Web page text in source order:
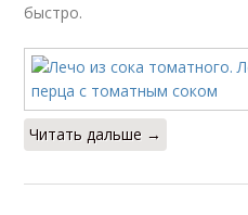
быстро.
Читать дальше →